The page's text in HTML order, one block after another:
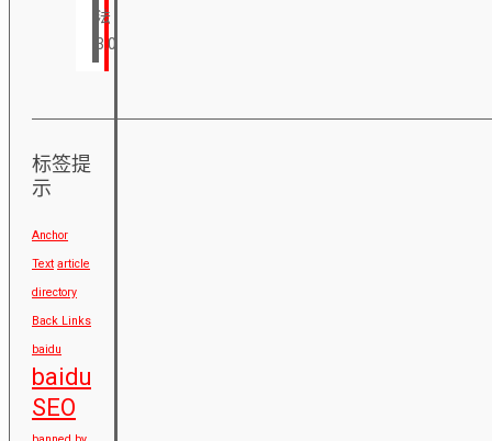
法
3.0
标签提
示
Anchor
Text article
directory
Back Links
baidu
baidu
SEO